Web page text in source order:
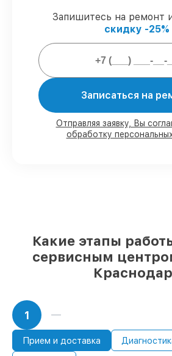
Подтвержденная
обслуживаем
строгим соблюдением
обязательств.
Мы гарантируем:
80%работ с
90%комплектующих для
Запишитесь на ремонт
скидку -25%
Записаться на
Отправляя заявку, Вы
обработку
Какие этапы
сервисным
1
Прием и доставка